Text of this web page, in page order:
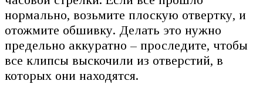
нормально, возьмите плоскую отвертку, и
отожмите обшивку. Делать это нужно
предельно аккуратно – проследите, чтобы
все клипсы выскочили из отверстий, в
которых они находятся.